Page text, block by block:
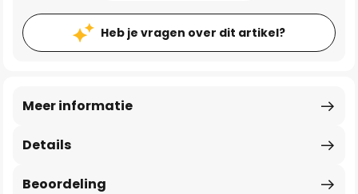
Heb je vragen over dit artikel?
Details
Meer informatie
Beoordeling